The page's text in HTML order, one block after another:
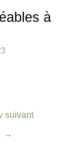
à
suivant
→